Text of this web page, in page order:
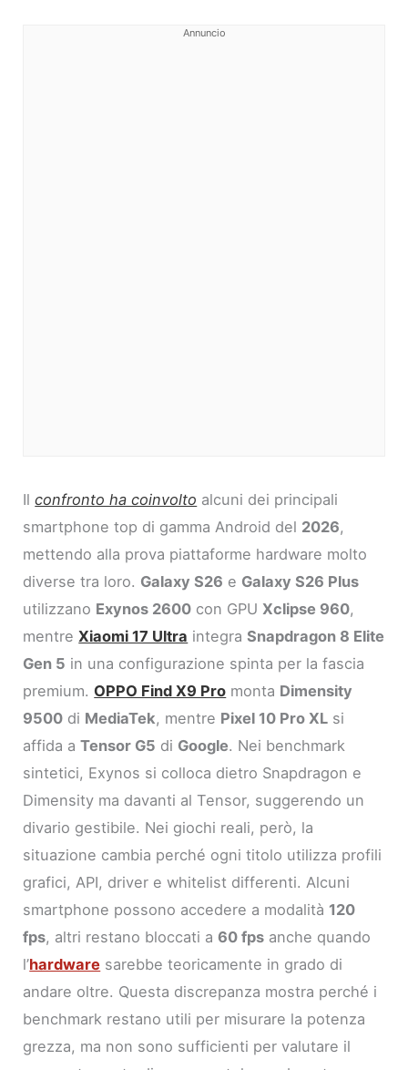
Annuncio
Ilconfronto ha coinvolto alcuni dei principali
smartphone top di gamma Android del 2026,
mettendo alla prova piattaforme hardware molto
diverse tra loro. Galaxy S26 e Galaxy S26 Plus
utilizzano Exynos 2600 con GPUXclipse 960,
mentreXiaomi 17 Ultra integraSnapdragon 8 Elite
Gen 5 in una configurazione spinta per la fascia
premium. OPPO Find X9 Pro monta Dimensity
9500 di MediaTek, mentre Pixel 10 Pro XL si
affida aTensor G5 di Google. Nei benchmark
sintetici, Exynos si colloca dietro Snapdragon e
Dimensity ma davanti al Tensor, suggerendo un
divario gestibile. Nei giochi reali, però, la
situazione cambia perché ogni titolo utilizza profili
grafici, API, driver e whitelist differenti. Alcuni
smartphone possono accedere a modalità 120
fps, altri restano bloccati a60 fps anche quando
l’hardware sarebbe teoricamente in grado di
andare oltre. Questa discrepanza mostra perché i
benchmark restano utili per misurare la potenza
grezza, ma non sono sufficienti per valutare il